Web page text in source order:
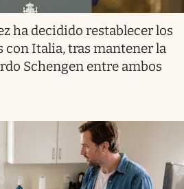
ha decidido restablecer los
Italia, tras mantener la
Schengen entre ambos